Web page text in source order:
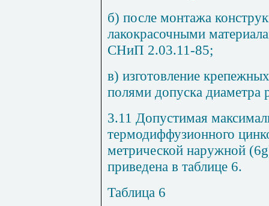
б) после монтажа
лакокрасочными
СНиП 2.03.11-85;
в) изготовление
полями допуска диаметра
3.11 Допустимая
термодиффузионного
метрической наружной
приведена в таблице 6.
Таблица 6